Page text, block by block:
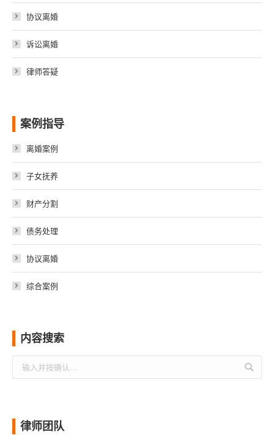
协议离婚
诉讼离婚
律师答疑
案例指导
离婚案例
子女抚养
财产分割
债务处理
协议离婚
综合案例
内容搜索
索：
律师团队